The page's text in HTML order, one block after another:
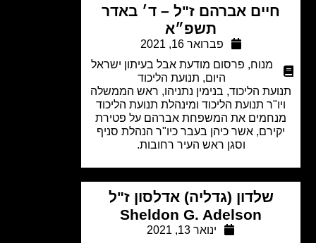
אברהם ז"ל – ד׳ באדר
תשפ״א
פברואר 16, 2021
מנוח,
פרסום מודעת אבל בעיתון ישראל
תנועת הליכוד
הליכוד, בנימין נתניהו, ראש הממשלה
תנועת הליכוד ומינהלת תנועת הליכוד
את המשפחת אברהם על פטירת
אשר כיהן בעבר כיו"ר הנהלת סניף
וסגן ראש העיר רחובות.
שלדון (גדליה) אדלסון ז"ל
Sheldon G. Adelson
ינואר 13, 2021